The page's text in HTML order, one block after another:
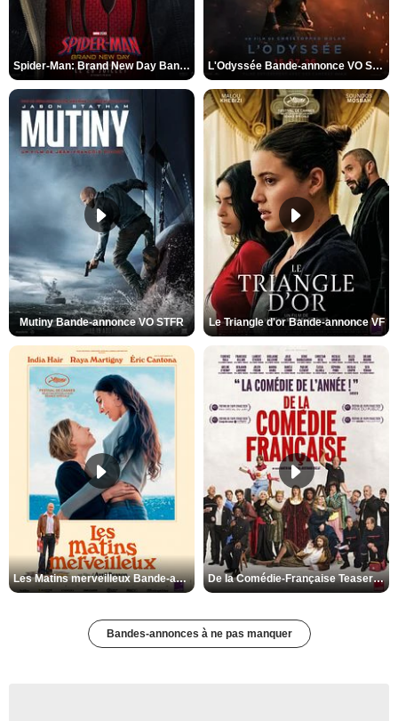
Spider-Man: Brand New Day Bande-annonce VO STFR L'Odyssée Bande-annonce VO STFR
Mutiny Bande-annonce VO STFR Le Triangle d'or Bande-annonce VF
Les Matins merveilleux Bande-annonce VF De la Comédie-Française Teaser VF
Bandes-annonces à ne pas manquer